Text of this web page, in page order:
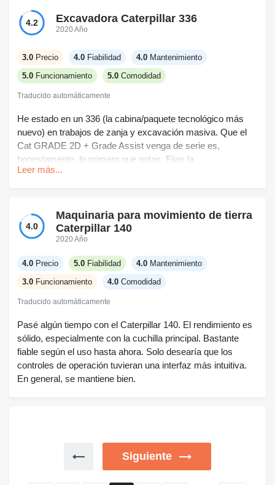
si vas a manejar cosas grandes todo el día. Todas esas
nuevas líneas y sensores están complicando las cosas,
supongo que así es hacia donde van las máquinas ahora. Al
menos es completamente nueva, así que el mantenimiento
no ha sido un problema para mí todavía. No estoy seguro
de que me encanten todos los gadgets, pero lo básico
funciona. No está mal, tiene sus peculiaridades.
4.2 Excavadora Caterpillar 336
2020 Año
3.0 Precio 4.0 Fiabilidad 4.0 Mantenimiento
5.0 Funcionamiento 5.0 Comodidad
Traducido automáticamente
He estado en un 336 (la cabina/paquete tecnológico más
nuevo) en trabajos de zanja y excavación masiva. Que el
Cat GRADE 2D + Grade Assist venga de serie es,
honestamente, lo primero que notas. Fijas la
profundidad/inclinación y evita que estés persiguiendo la
pasarte y dar golpes de más.
Los hidráulicos se sienten firmes. Tiene ese control
equilibrado donde puedes hacer trabajos de ajuste fino pero
aun así tirar con fuerza cuando hace falta. El modo Smart
hace lo que promete la mayor parte del tiempo: baja las rpm
comparado con los 336/336F más antiguos que usé; no es
una diferencia abismal hora a hora, pero en una semana se
nota.
La cabina cansa mucho menos. Asiento amplio, buen
espacio entre los controles y los anclajes reducen gran
Leer más...
4.0
Maquinaria para movimiento de tierra
Caterpillar 140
2020 Año
4.0 Precio 5.0 Fiabilidad 4.0 Mantenimiento
3.0 Funcionamiento 4.0 Comodidad
Traducido automáticamente
Pasé algún tiempo con el Caterpillar 140. El rendimiento es
sólido, especialmente con la cuchilla principal. Bastante
fiable según el uso hasta ahora. Solo desearía que los
controles de operación tuvieran una interfaz más intuitiva.
En general, se mantiene bien.
Siguiente